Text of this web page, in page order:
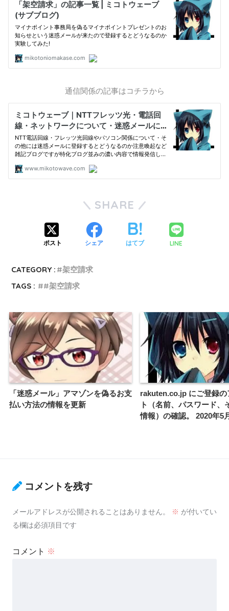
通信関係の記事はコチラから
SHARE
ポスト シェア はてブ LINE
CATEGORY : #架空請求
TAGS :
#架空請求
「迷惑メール」アマゾンを偽るお支
払い方法の情報を更新
rakuten.co.jp にご登録の
ト（名前、パスワード、
情報）の確認。 2020年5
コメントを残す
メールアドレスが公開されることはありません。 ※ が付いてい
る欄は必須項目です
コメント ※